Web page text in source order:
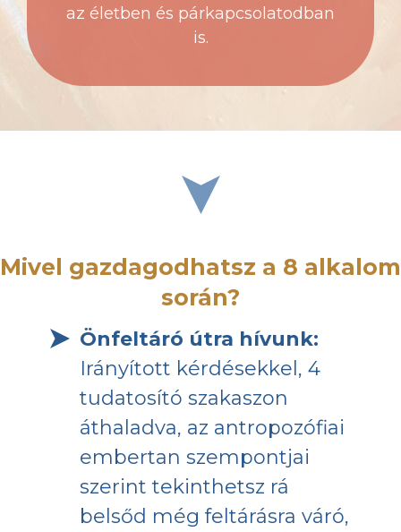
az életben és párkapcsolatodban
is.
Mivel gazdagodhatsz a 8 alkalom
során?
Önfeltáró útra hívunk:
Irányított kérdésekkel, 4
tudatosító szakaszon
áthaladva, az antropozófiai
embertan szempontjai
szerint tekinthetsz rá
belsőd még feltárásra váró,